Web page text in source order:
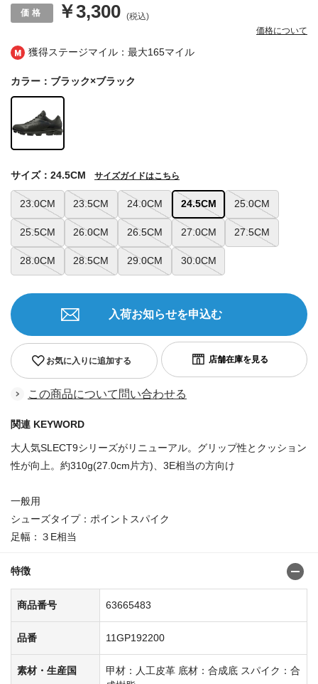
獲得ステージマイル：最大165マイル
￥3,300 (税込)
価格について
カラー：ブラック×ブラック
23.0CM 23.5CM 24.0CM 24.5CM 25.0CM
25.5CM 26.0CM 26.5CM 27.0CM 27.5CM
28.0CM 28.5CM 29.0CM 30.0CM
サイズ：24.5CM サイズガイドはこちら
お気に入りに追加する
入荷お知らせを申込む
この商品について問い合わせる
関連 KEYWORD
大人気SLECT9シリーズがリニューアル。グリップ性とクッション
性が向上。約310g(27.0cm片方)、3E相当の方向け
一般用
シューズタイプ：ポイントスパイク
足幅：３E相当
特徴
商品番号 63665483
品番 11GP192200
素材・生産国
甲材：人工皮革 底材：合成底 スパイク：合